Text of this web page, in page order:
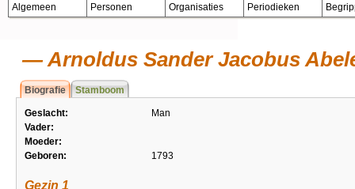
Algemeen Personen Organisaties Periodieken
Arnoldus Sander Jacobus
Biografie Stamboom
Geslacht:
Man
Vader:
Moeder:
Geboren:
1793
Gezin 1